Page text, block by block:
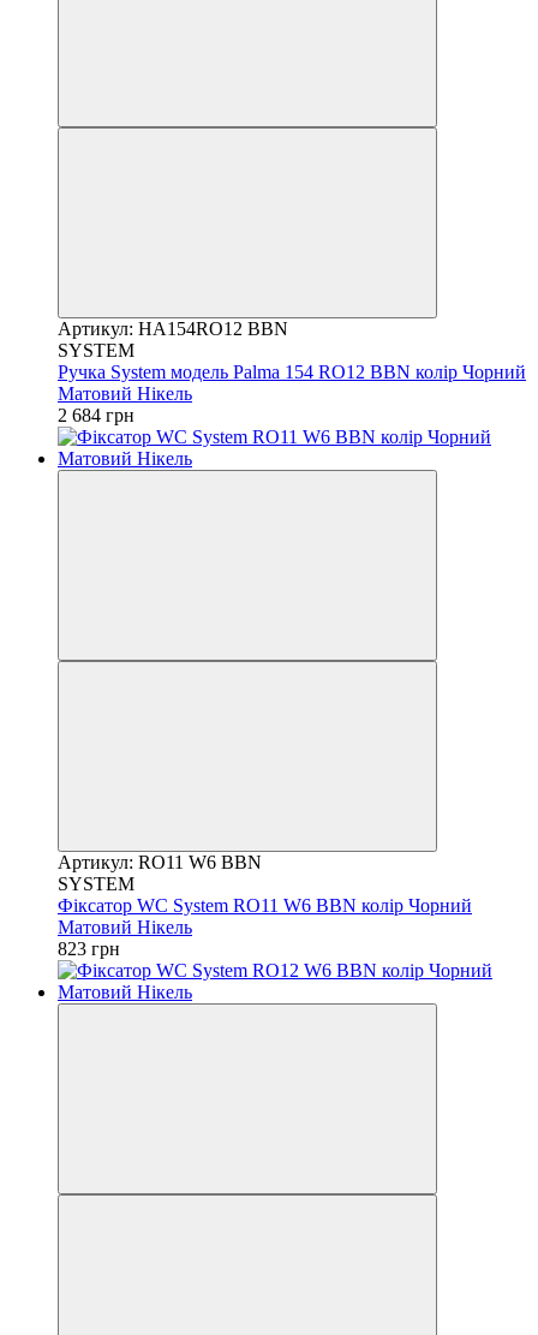
Артикул: HA154RO12 BBN
SYSTEM
Ручка System модель Palma 154 RO12 BBN колір Чорний
Матовий Нікель
2 684 грн
Артикул: RO11 W6 BBN
SYSTEM
Фіксатор WC System RO11 W6 BBN колір Чорний
Матовий Нікель
823 грн